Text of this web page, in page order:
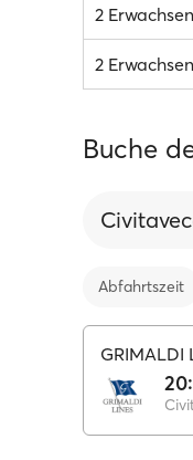
2
2
Buche
Abfahrtszeit
GRIMALDI